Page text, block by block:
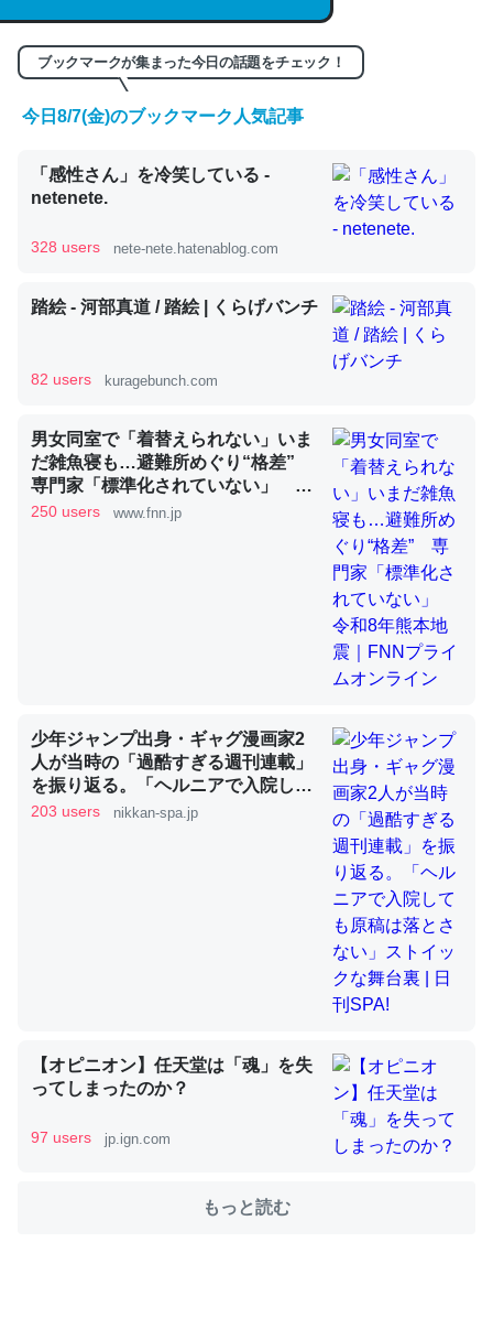
─GPTの仕組みと限界についての考察（１） - conceptualization
くらい。小説でいう「ずっと前の伏線」は回収されないけ
ど、短期記憶というには多い分量。進化すればするほど分
かりやすく強くなりそう
コオロギのカルシウム分はエビの600分の1程度。
─ニュース :: 【研究発表】昆虫学の大問題＝「昆虫はなぜ海にいな
いのか」に関する新仮説
論文では「淡水はカルシウムも酸素も不足してて両方に不
利だから両方が拮抗してるのでは」とあって面白い。海に
いる鋏角類（カブトガニ・ウミグモ）はカルシウムを使わ
─ニュース :: 【研究発表】昆虫学の大問題＝「昆虫はなぜ海にいな
いのか」に関する新仮説
これを元に考えるとカルシウムを大量に使う脊椎動物と貝
類は苦労してるんだな…。腹足類だと殻を無くしてナメク
─ニュース :: 【研究発表】昆虫学の大問題＝「昆虫はなぜ海にいな
ウチもEchoを実家に置いて４年。でたまに覗いてる。ぼ
位置情報を共有してる。電池残量や充電中かが分かるので
ブックマークが集まった今日の話題をチェック！
今日8/7(金)のブックマーク人気記事
「感性さん」を冷笑している -
netenete.
328 users nete-nete.hatenablog.com
踏絵 - 河部真道 / 踏絵 | くらげバンチ
82 users kuragebunch.com
男女同室で「着替えられない」いま
だ雑魚寝も…避難所めぐり“格差”
専門家「標準化されていない」 令
和8年熊本地震｜FNNプライムオン
250 users www.fnn.jp
少年ジャンプ出身・ギャグ漫画家2
人が当時の「過酷すぎる週刊連載」
を振り返る。「ヘルニアで入院して
も原稿は落とさない」ストイックな
203 users nikkan-spa.jp
【オピニオン】任天堂は「魂」を失
ってしまったのか？
97 users jp.ign.com
もっと読む